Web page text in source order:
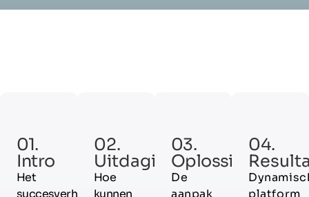
01.
Intro
Het
succesverhaal
02.
Uitdaging
Hoe
kunnen
03.
Oplossing
De
aanpak
04.
platform